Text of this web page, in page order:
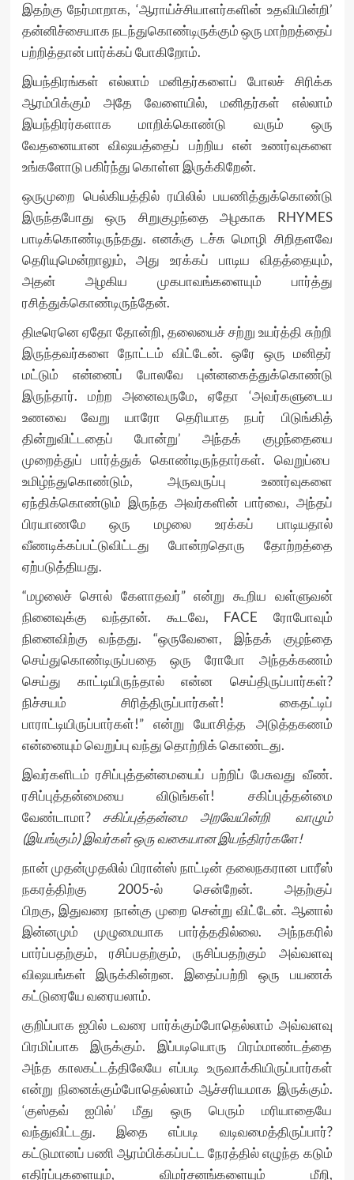
இதற்கு நேர்மாறாக, ‘ஆராய்ச்சியாளர்களின் உதவியின்றி’
தன்னிச்சையாக நடந்துகொண்டிருக்கும் ஒரு மாற்றத்தைப்
பற்றித்தான் பார்க்கப் போகிறோம்.
இயந்திரங்கள் எல்லாம் மனிதர்களைப் போலச் சிரிக்க
ஆரம்பிக்கும் அதே வேளையில், மனிதர்கள் எல்லாம்
இயந்திரர்களாக மாறிக்கொண்டு வரும் ஒரு
வேதனையான விஷயத்தைப் பற்றிய என் உணர்வுகளை
உங்களோடு பகிர்ந்து கொள்ள இருக்கிறேன்.
ஒருமுறை பெல்கியத்தில் ரயிலில் பயணித்துக்கொண்டு
இருந்தபோது ஒரு சிறுகுழந்தை அழகாக RHYMES
பாடிக்கொண்டிருந்தது. எனக்கு டச்சு மொழி சிறிதளவே
தெரியுமென்றாலும், அது உரக்கப் பாடிய விதத்தையும்,
அதன் அழகிய முகபாவங்களையும் பார்த்து
ரசித்துக்கொண்டிருந்தேன்.
திடீரெனெ ஏதோ தோன்றி, தலையைச் சற்று உயர்த்தி சுற்றி
இருந்தவர்களை நோட்டம் விட்டேன். ஒரே ஒரு மனிதர்
மட்டும் என்னைப் போலவே புன்னகைத்துக்கொண்டு
இருந்தார். மற்ற அனைவருமே, ஏதோ ‘அவர்களுடைய
உணவை வேறு யாரோ தெரியாத நபர் பிடுங்கித்
தின்றுவிட்டதைப் போன்று’ அந்தக் குழந்தையை
முறைத்துப் பார்த்துக் கொண்டிருந்தார்கள். வெறுப்பை
உமிழ்ந்துகொண்டும், அருவருப்பு உணர்வுகளை
ஏந்திக்கொண்டும் இருந்த அவர்களின் பார்வை, அந்தப்
பிரயாணமே ஒரு மழலை உரக்கப் பாடியதால்
வீணடிக்கப்பட்டுவிட்டது போன்றதொரு தோற்றத்தை
ஏற்படுத்தியது.
“மழலைச் சொல் கேளாதவர்” என்று கூறிய வள்ளுவன்
நினைவுக்கு வந்தான். கூடவே, FACE ரோபோவும்
நினைவிற்கு வந்தது. “ஒருவேளை, இந்தக் குழந்தை
செய்துகொண்டிருப்பதை ஒரு ரோபோ அந்தக்கணம்
செய்து காட்டியிருந்தால் என்ன செய்திருப்பார்கள்?
நிச்சயம் சிரித்திருப்பார்கள்! கைதட்டிப்
பாராட்டியிருப்பார்கள்!” என்று யோசித்த அடுத்தகணம்
என்னையும் வெறுப்பு வந்து தொற்றிக் கொண்டது.
இவர்களிடம் ரசிப்புத்தன்மையைப் பற்றிப் பேசுவது வீண்.
ரசிப்புத்தன்மையை விடுங்கள்! சகிப்புத்தன்மை
வேண்டாமா?சகிப்புத்தன்மை அறவேயின்றி வாழும்
(இயங்கும்) இவர்கள் ஒரு வகையான இயந்திரர்களே!
நான் முதன்முதலில் பிரான்ஸ் நாட்டின் தலைநகரான பாரீஸ்
நகரத்திற்கு 2005-ல் சென்றேன். அதற்குப்
பிறகு, இதுவரை நான்கு முறை சென்று விட்டேன். ஆனால்
இன்னமும் முழுமையாக பார்த்ததில்லை. அந்நகரில்
பார்ப்பதற்கும், ரசிப்பதற்கும், ருசிப்பதற்கும் அவ்வளவு
விஷயங்கள் இருக்கின்றன. இதைப்பற்றி ஒரு பயணக்
கட்டுரையே வரையலாம்.
குறிப்பாக ஐபில் டவரை பார்க்கும்போதெல்லாம் அவ்வளவு
பிரமிப்பாக இருக்கும். இப்படியொரு பிரம்மாண்டத்தை
அந்த காலகட்டத்திலேயே எப்படி உருவாக்கியிருப்பார்கள்
என்று நினைக்கும்போதெல்லாம் ஆச்சரியமாக இருக்கும்.
‘குஸ்தவ் ஐபில்’ மீது ஒரு பெரும் மரியாதையே
வந்துவிட்டது. இதை எப்படி வடிவமைத்திருப்பார்?
கட்டுமானப் பணி ஆரம்பிக்கப்பட்ட நேரத்தில் எழுந்த கடும்
எதிர்ப்புகளையும், விமர்சனங்களையும் மீறி,